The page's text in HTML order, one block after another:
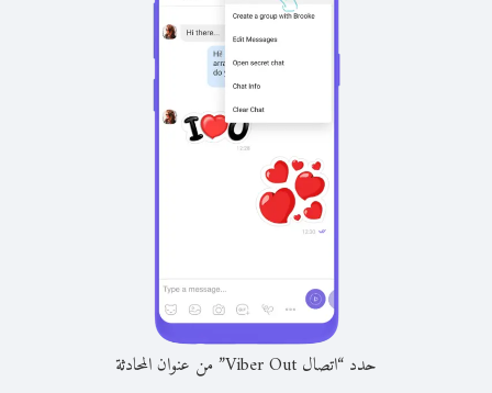
حدد “اتصال Viber Out” من عنوان المحادثة